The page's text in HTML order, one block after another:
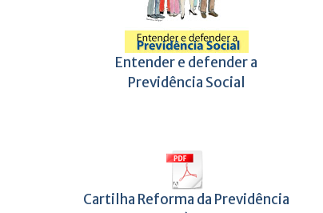
Entender e defender a
Previdência Social
Cartilha Reforma da Previdência